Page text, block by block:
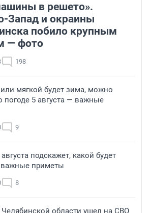
в решето».
Запад и окраины
побило крупным
— фото
198
мягкой будет зима, можно
погоде 5 августа — важные
9
подскажет, какой будет
приметы
8
области ушел на СВО